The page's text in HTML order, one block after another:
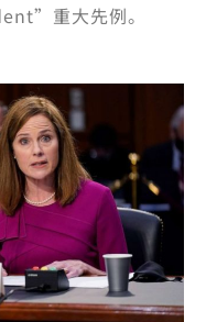
重大先例。